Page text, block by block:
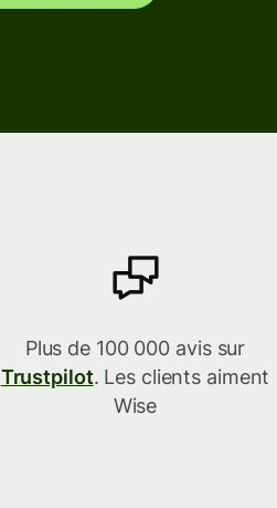
Plus de 100 000 avis sur
Trustpilot. Les clients aiment
Wise